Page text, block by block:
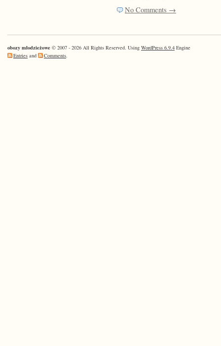
No Comments →
obozy młodzieżowe © 2007 - 2026 All Rights Reserved. Using WordPress 6.9.4 Engine
Entries and Comments.